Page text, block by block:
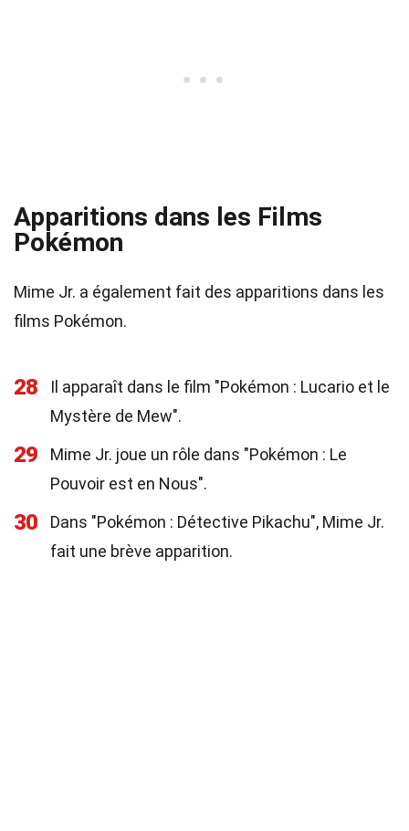
Apparitions dans les Films
Pokémon
Mime Jr. a également fait des apparitions dans les
films Pokémon.
28
Il apparaît dans le film "Pokémon : Lucario et le
Mystère de Mew".
29
Mime Jr. joue un rôle dans "Pokémon : Le
Pouvoir est en Nous".
30
Dans "Pokémon : Détective Pikachu", Mime Jr.
fait une brève apparition.